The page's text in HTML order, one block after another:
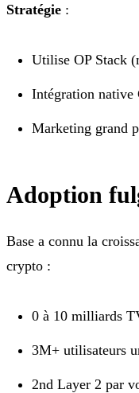
Stratégie :
Utilise OP Stack
Intégration native
Marketing grand
Adoption
Base a connu la
crypto :
0 à 10 milliards
3M+ utilisateurs
2nd Layer 2 par